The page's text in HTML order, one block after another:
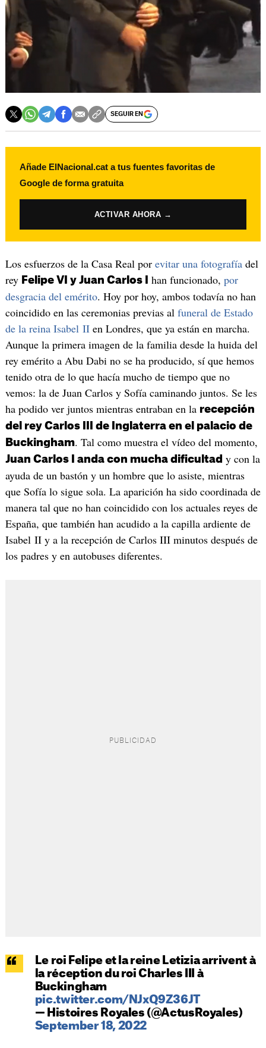
SEGUIR EN
Añade ElNacional.cat a tus fuentes favoritas de
Google de forma gratuita
ACTIVAR AHORA →
Los esfuerzos de la Casa Real por evitar una fotografíadel
rey Felipe VI y Juan Carlos I han funcionado, por
desgracia del emérito. Hoy por hoy, ambos todavía no han
coincidido en las ceremonias previas al funeral de Estado
de la reina Isabel IIen Londres, que ya están en marcha.
Aunque la primera imagen de la familia desde la huida del
rey emérito a Abu Dabi no se ha producido, sí que hemos
tenido otra de lo que hacía mucho de tiempo que no
vemos: la de Juan Carlos y Sofía caminando juntos. Se les
ha podido ver juntos mientras entraban en la recepción
del rey Carlos III de Inglaterra en el palacio de
Buckingham. Tal como muestra el vídeo del momento,
Juan Carlos I anda con mucha dificultad y con la
ayuda de un bastón y un hombre que lo asiste, mientras
que Sofía lo sigue sola. La aparición ha sido coordinada de
manera tal que no han coincidido con los actuales reyes de
España, que también han acudido a la capilla ardiente de
Isabel II y a la recepción de Carlos III minutos después de
los padres y en autobuses diferentes.
Le roi Felipe et la reine Letizia arrivent à
la réception du roi Charles III à
Buckingham
pic.twitter.com/NJxQ9Z36JT
— Histoires Royales (@ActusRoyales)
September 18, 2022